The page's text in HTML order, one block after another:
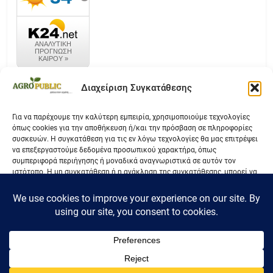
Διαχείριση Συγκατάθεσης
Για να παρέχουμε την καλύτερη εμπειρία, χρησιμοποιούμε τεχνολογίες
όπως cookies για την αποθήκευση ή/και την πρόσβαση σε πληροφορίες
συσκευών. Η συγκατάθεση για τις εν λόγω τεχνολογίες θα μας επιτρέψει
να επεξεργαστούμε δεδομένα προσωπικού χαρακτήρα, όπως
συμπεριφορά περιήγησης ή μοναδικά αναγνωριστικά σε αυτόν τον
ιστότοπο. Η μη συγκατάθεση ή η ανάκληση της συγκατάθεσης, μπορεί να
Αποδοχή
Δεν αποδέχομαι
καιρός k24.net
Επικοινωνία
Όροι Χρήσης
AgroPublic.gr 2025 |